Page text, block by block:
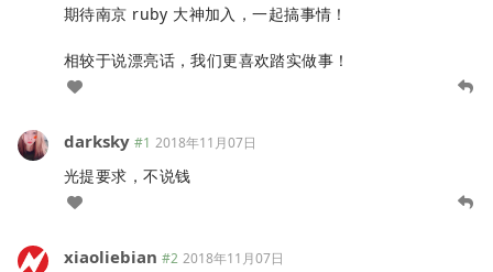
期待南京 ruby 大神加入，一起搞事情！
相较于说漂亮话，我们更喜欢踏实做事！
darksky #1 2018年11月07日
光提要求，不说钱
xiaoliebian #2 2018年11月07日